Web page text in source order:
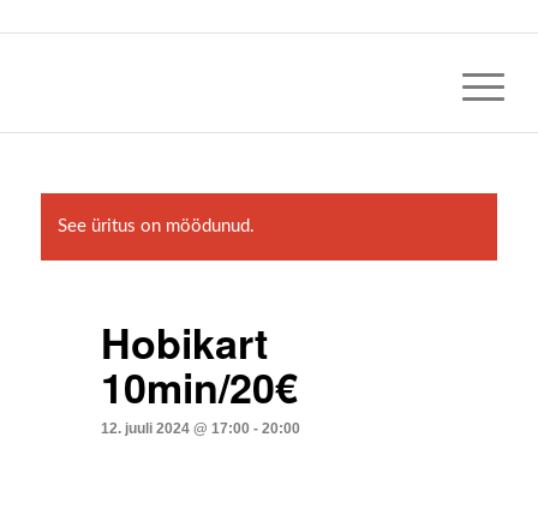
See üritus on möödunud.
Hobikart
10min/20€
12. juuli 2024 @ 17:00 - 20:00